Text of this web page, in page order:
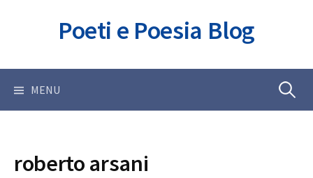
Poeti e Poesia Blog
MENU Ricerca
roberto arsani